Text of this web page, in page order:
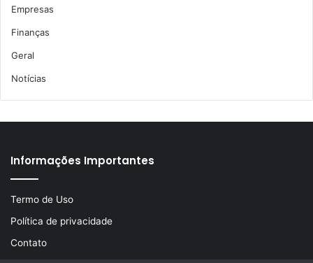
Empresas
Finanças
Geral
Notícias
Informações Importantes
Termo de Uso
Política de privacidade
Contato